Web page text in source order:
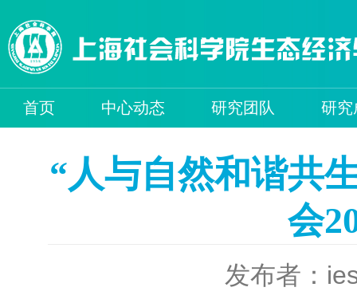
首页 中心动态 研究团队 研究
“人与自然和谐共
会
发布者：